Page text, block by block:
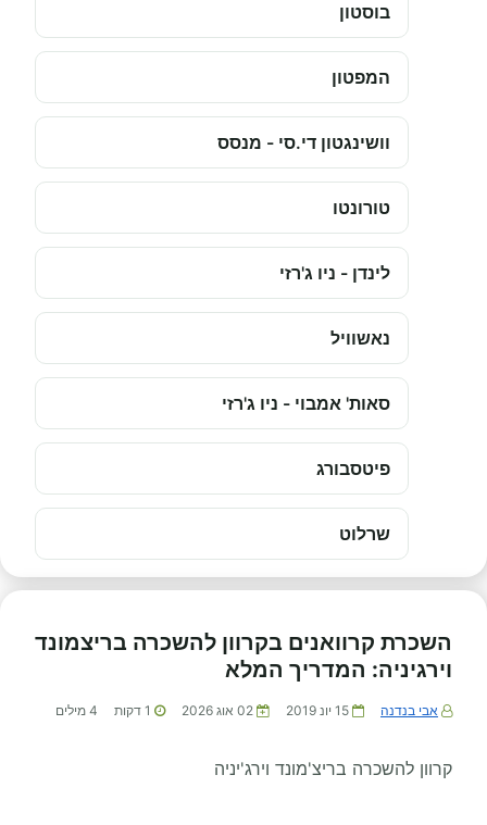
בוסטון
המפטון
וושינגטון די.סי - מנסס
טורונטו
לינדן - ניו ג'רזי
נאשוויל
סאות' אמבוי - ניו ג'רזי
פיטסבורג
שרלוט
השכרת קרוואנים בקרוון להשכרה בריצמונד
וירגיניה: המדריך המלא
אבי בנדנה 15 יונ 2019 02 אוג 2026 1 דקות 4 מילים
קרוון להשכרה בריצ'מונד וירג'יניה